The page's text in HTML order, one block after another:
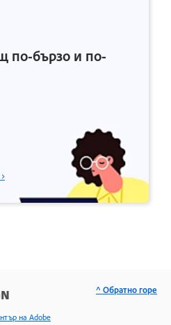
по-бързо и по-
на Adobe
^ Обратно горе